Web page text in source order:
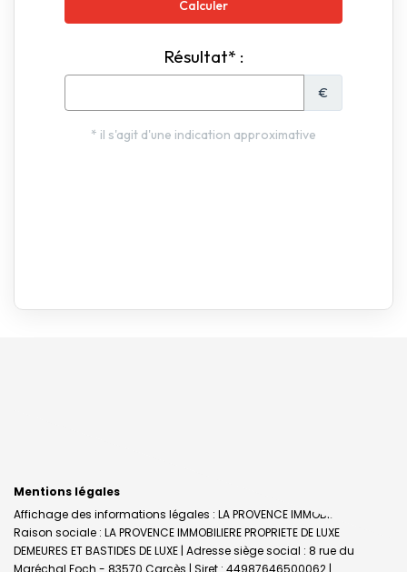
Mentions légales
Affichage des informations légales : LA PROVENCE IMMOBILIERE |
Raison sociale : LA PROVENCE IMMOBILIERE PROPRIETE DE LUXE
DEMEURES ET BASTIDES DE LUXE | Adresse siège social : 8 rue du
Maréchal Foch - 83570 Carcès | Siret : 44987646500062 |